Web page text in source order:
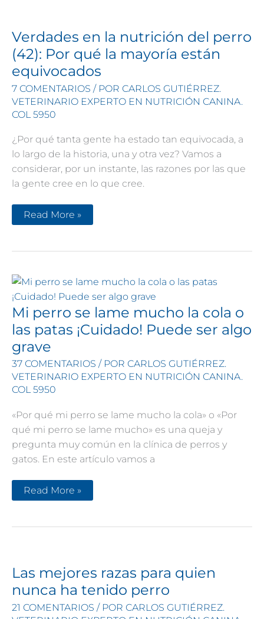
Verdades en la nutrición del perro
(42): Por qué la mayoría están
equivocados
7 COMENTARIOS / POR CARLOS GUTIÉRREZ.
VETERINARIO EXPERTO EN NUTRICIÓN CANINA.
COL 5950
¿Por qué tanta gente ha estado tan equivocada, a
lo largo de la historia, una y otra vez? Vamos a
considerar, por un instante, las razones por las que
la gente cree en lo que cree.
Verdades
en
del
Por
qué
la
mayoría
están
equivocados
Read More »
Mi perro se lame mucho la cola o
las patas ¡Cuidado! Puede ser algo
grave
37 COMENTARIOS / POR CARLOS GUTIÉRREZ.
VETERINARIO EXPERTO EN NUTRICIÓN CANINA.
COL 5950
«Por qué mi perro se lame mucho la cola» o «Por
qué mi perro se lame mucho» es una queja y
pregunta muy común en la clínica de perros y
gatos. En este artículo vamos a
Mi
perro
mucho
patas
¡Cuidado!
Puede
ser
algo
grave
Read More »
Las mejores razas para quien
nunca ha tenido perro
21 COMENTARIOS / POR CARLOS GUTIÉRREZ.